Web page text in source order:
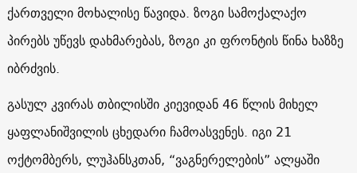
ქართველი მოხალისე წავიდა. ზოგი სამოქალაქო
პირებს უწევს დახმარებას, ზოგი კი ფრონტის წინა ხაზზე
იბრძვის.
გასულ კვირას თბილისში კიევიდან 46 წლის მიხელ
ყაფლანიშვილის ცხედარი ჩამოასვენეს. იგი 21
ოქტომბერს, ლუჰანსკთან, “ვაგნერელების” ალყაში